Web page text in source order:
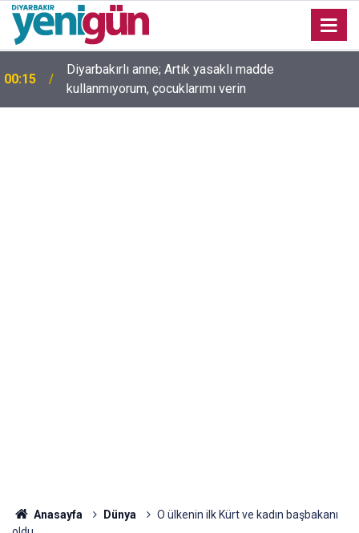
00:05 Mesut Çokur yazdı; Gelecek Yolda mı Kaldı?
Anasayfa Dünya
O ülkenin ilk Kürt ve kadın başbakanı